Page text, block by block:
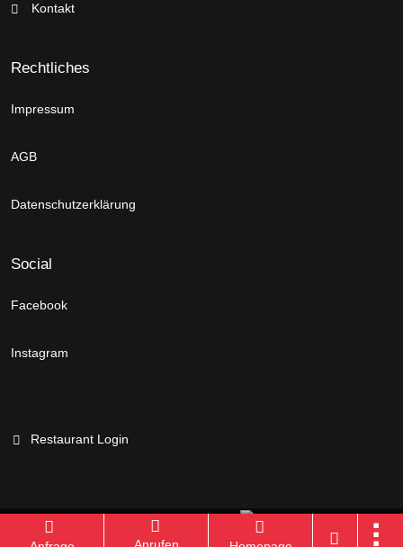
Kontakt
Rechtliches
Impressum
AGB
Datenschutzerklärung
Social
Facebook
Instagram
Restaurant Login
Branchenportal Software made in Germany